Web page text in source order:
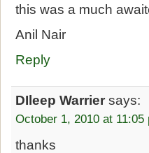
this was a much
Anil Nair
Reply
DIleep Warrier says:
October 1, 2010 at 11:05
thanks